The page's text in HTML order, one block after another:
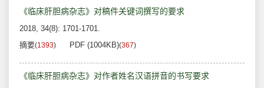
《临床肝胆病杂志》对稿件关键词撰写的要求
2018, 34(8): 1701-1701.
摘要(1393) PDF (1004KB)(367)
《临床肝胆病杂志》对作者姓名汉语拼音的书写要求